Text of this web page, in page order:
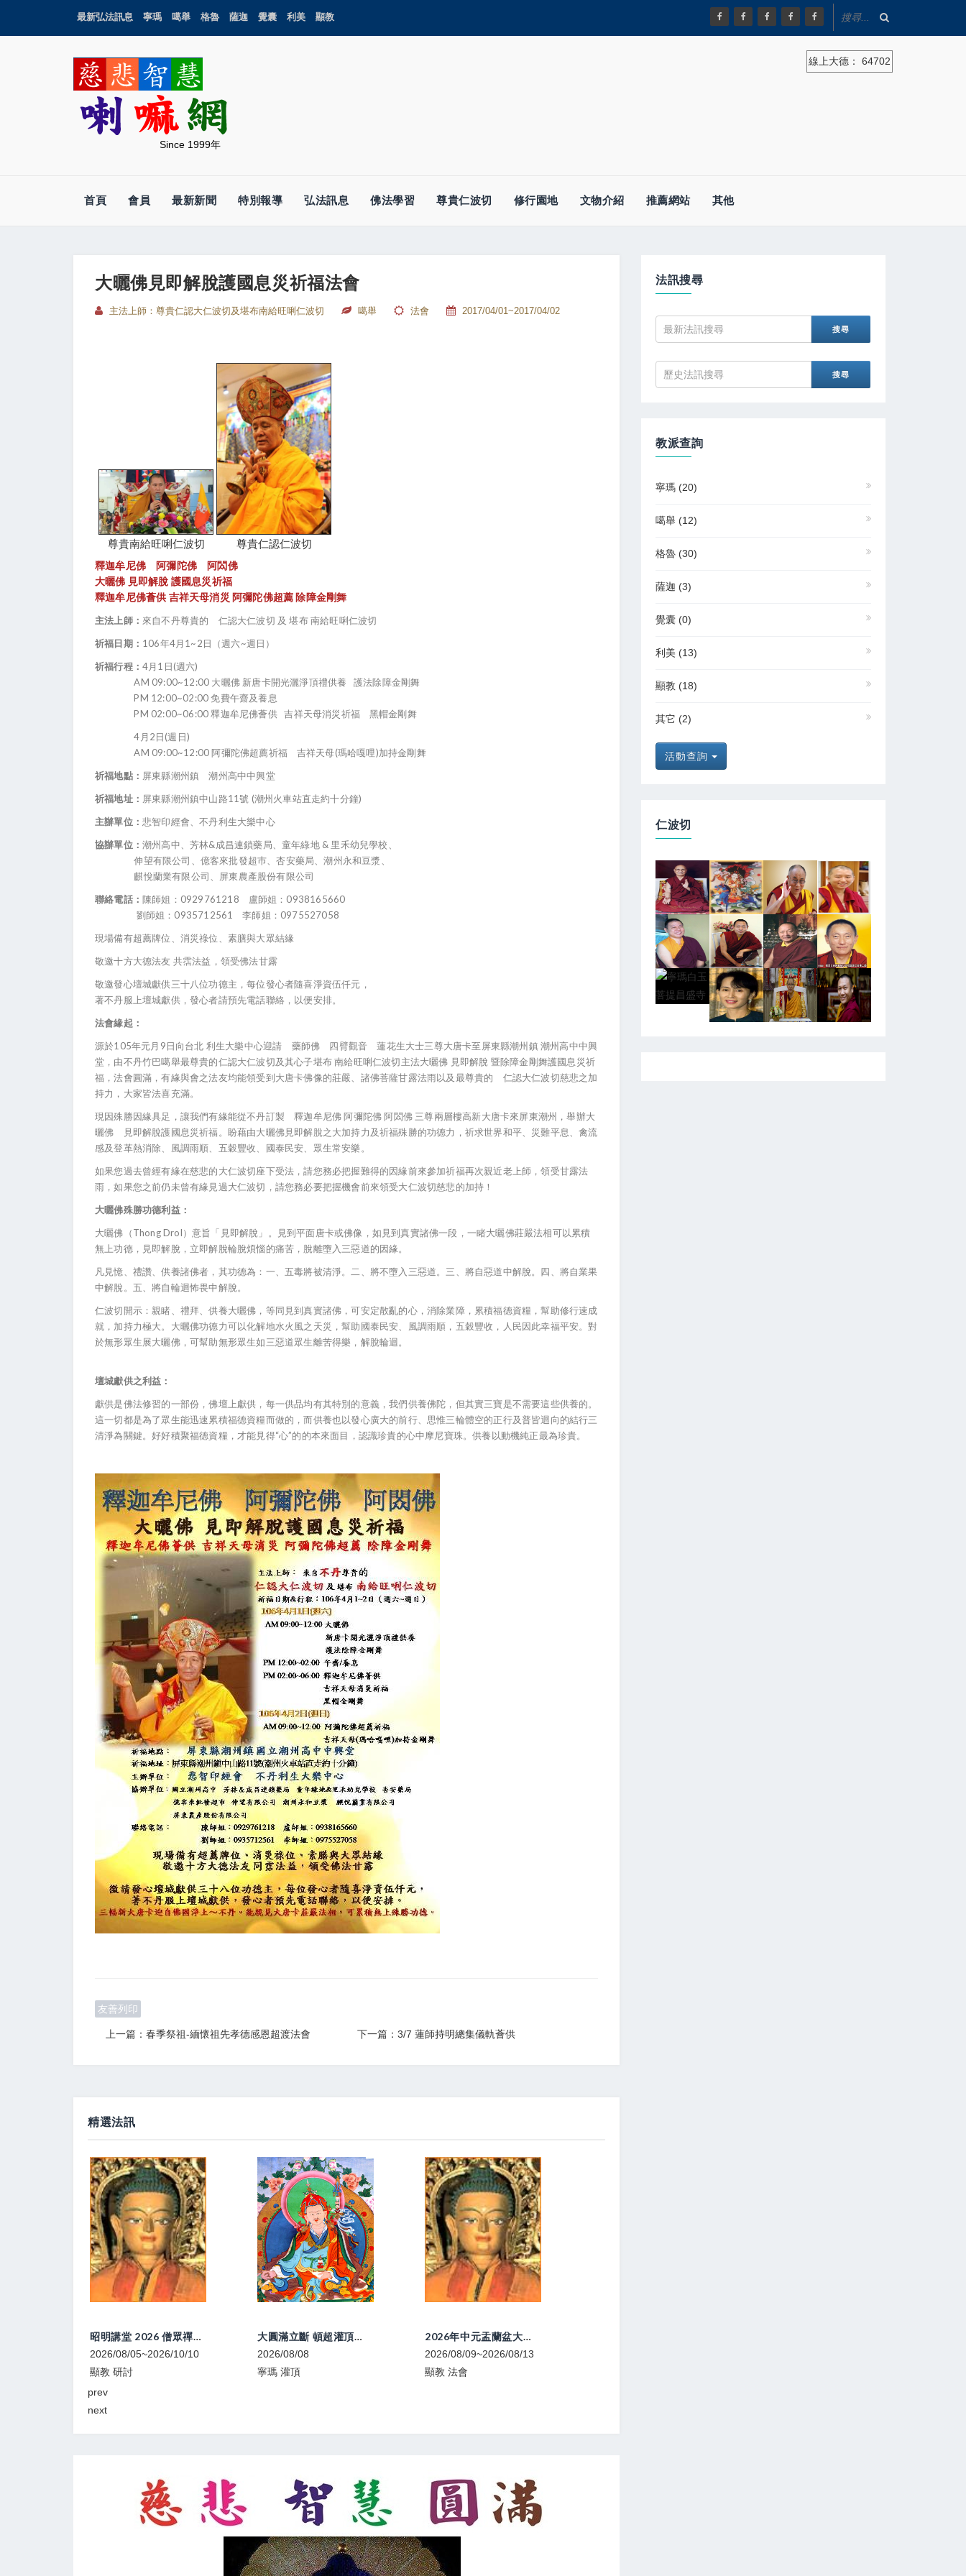
最新弘法訊息 寧瑪 噶舉 格魯 薩迦 覺囊 利美 顯教
Since 1999年
線上大德： 64702
首頁 會員 最新新聞 特別報導 弘法訊息 佛法學習 尊貴仁波切 修行園地 文物介紹 推薦網站 其他
大曬佛見即解脫護國息災祈福法會
主法上師：尊貴仁認大仁波切及堪布南給旺唎仁波切 噶舉 法會 2017/04/01~2017/04/02
尊貴南給旺唎仁波切
尊貴仁認仁波切
釋迦牟尼佛 阿彌陀佛 阿閦佛
大曬佛 見即解脫 護國息災祈福
釋迦牟尼佛薈供 吉祥天母消災 阿彌陀佛超薦 除障金剛舞
主法上師： 來自不丹尊貴的 仁認大仁波切 及 堪布 南給旺唎仁波切
祈福日期： 106年4月1~2日（週六~週日）
祈福行程： 4月1日(週六)
AM 09:00~12:00 大曬佛 新唐卡開光灑淨頂禮供養 護法除障金剛舞
PM 12:00~02:00 免費午齋及養息
PM 02:00~06:00 釋迦牟尼佛薈供 吉祥天母消災祈福 黑帽金剛舞
4月2日(週日)
AM 09:00~12:00 阿彌陀佛超薦祈福 吉祥天母(瑪哈嘎哩)加持金剛舞
祈福地點： 屏東縣潮州鎮 潮州高中中興堂
祈福地址： 屏東縣潮州鎮中山路11號 (潮州火車站直走約十分鐘)
主辦單位： 悲智印經會、不丹利生大樂中心
協辦單位： 潮州高中、芳林&成昌連鎖藥局、童年綠地 & 里禾幼兒學校、
伸望有限公司、億客來批發超巿、杏安藥局、潮州永和豆漿、
麒悅蘭業有限公司、屏東農產股份有限公司
聯絡電話： 陳師姐：0929761218 盧師姐：0938165660
劉師姐：0935712561 李師姐：0975527058
現場備有超薦牌位、消災祿位、素膳與大眾結緣
敬邀十方大德法友 共霑法益，領受佛法甘露
敬邀發心壇城獻供三十八位功德主，每位發心者隨喜淨資伍仟元，
著不丹服上壇城獻供，發心者請預先電話聯絡，以便安排。
法會緣起：
源於105年元月9日向台北 利生大樂中心迎請 藥師佛 四臂觀音 蓮花生大士三尊大唐卡至屏東縣潮州鎮 潮州高中中興
堂，由不丹竹巴噶舉最尊貴的仁認大仁波切及其心子堪布 南給旺唎仁波切主法大曬佛 見即解脫 暨除障金剛舞護國息災祈
福，法會圓滿，有緣與會之法友均能領受到大唐卡佛像的莊嚴、諸佛菩薩甘露法雨以及最尊貴的 仁認大仁波切慈悲之加
持力，大家皆法喜充滿。
現因殊勝因緣具足，讓我們有緣能從不丹訂製 釋迦牟尼佛 阿彌陀佛 阿閦佛 三尊兩層樓高新大唐卡來屏東潮州，舉辦大
曬佛 見即解脫護國息災祈福。盼藉由大曬佛見即解脫之大加持力及祈福殊勝的功德力，祈求世界和平、災難平息、禽流
感及登革熱消除、風調雨順、五穀豐收、國泰民安、眾生常安樂。
如果您過去曾經有緣在慈悲的大仁波切座下受法，請您務必把握難得的因緣前來參加祈福再次親近老上師，領受甘露法
雨，如果您之前仍未曾有緣見過大仁波切，請您務必要把握機會前來領受大仁波切慈悲的加持！
大曬佛殊勝功德利益：
大曬佛（Thong Drol）意旨「見即解脫」。見到平面唐卡或佛像，如見到真實諸佛一段，一睹大曬佛莊嚴法相可以累積
無上功德，見即解脫，立即解脫輪脫煩惱的痛苦，脫離墮入三惡道的因緣。
凡見憶、禮讚、供養諸佛者，其功德為：一、五毒將被清淨。二、將不墮入三惡道。三、將自惡道中解脫。四、將自業果
中解脫。五、將自輪迴怖畏中解脫。
仁波切開示：親睹、禮拜、供養大曬佛，等同見到真實諸佛，可安定散亂的心，消除業障，累積福德資糧，幫助修行速成
就，加持力極大。大曬佛功德力可以化解地水火風之天災，幫助國泰民安、風調雨順，五穀豐收，人民因此幸福平安。對
於無形眾生展大曬佛，可幫助無形眾生如三惡道眾生離苦得樂，解脫輪迴。
壇城獻供之利益：
獻供是佛法修習的一部份，佛壇上獻供，每一供品均有其特別的意義，我們供養佛陀，但其實三寶是不需要這些供養的。
這一切都是為了眾生能迅速累積福德資糧而做的，而供養也以發心廣大的前行、思惟三輪體空的正行及普皆迴向的結行三
清淨為關鍵。好好積聚福德資糧，才能見得“心”的的本來面目，認識珍貴的心中摩尼寶珠。供養以動機純正最為珍貴。
友善列印
上一篇：春季祭祖-緬懷祖先孝德感恩超渡法會 下一篇：3/7 蓮師持明總集儀軌薈供
精選法訊
大圓滿立斷 頓超灌頂、教學
2026/08/08
寧瑪 灌頂
2026年中元盂蘭盆大法會
2026/08/09~2026/08/13
顯教 法會
喇榮開顯光明佛學會-中陰文武百尊超渡法會
2026/08/09
寧瑪 法會
prev
next
法訊搜尋
教派查詢
寧瑪 (20)
噶舉 (12)
格魯 (30)
薩迦 (3)
覺囊 (0)
利美 (13)
顯教 (18)
其它 (2)
活動查詢
仁波切